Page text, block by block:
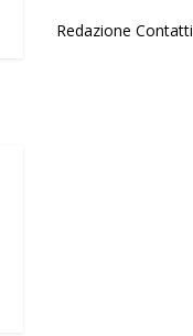
Redazione Contatti